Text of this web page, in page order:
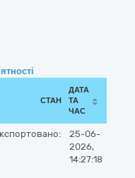
СТАН
ДАТА
ТА
ЧАС
25-06-
2026,
14:27:18